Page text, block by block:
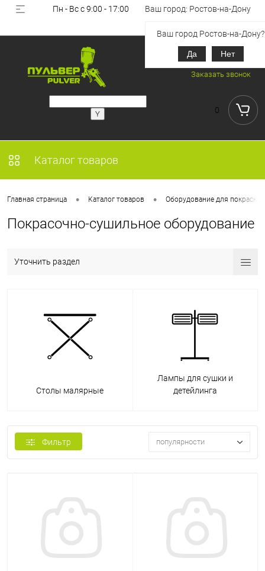
Пн - Вс с 9:00 - 17:00 Ваш город: Ростов-на-Дону
Ваш город Ростов-на-Дону?
Да Нет
+7 (918) 851-53-00
Заказать звонок
0
Каталог товаров
Главная страница • Каталог товаров • Оборудование для покраски
Покрасочно-сушильное оборудование
Уточнить раздел
Столы малярные
Лампы для сушки и
детейлинга
Фильтр популярности